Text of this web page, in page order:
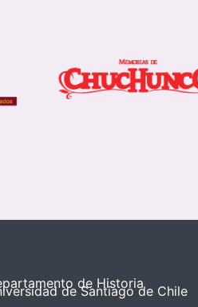
de Historia
de Santiago de Chile